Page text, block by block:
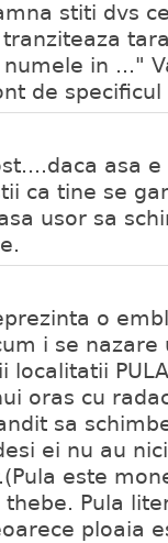
stiti dvs
in ..."
de
asa
ca tine se
usor sa
o
i se nazare
localitatii
oras cu
sa
ei nu au
este
Pula
ploaia